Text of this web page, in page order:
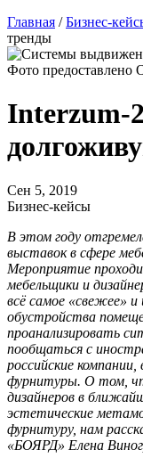
Главная /Бизнес-
тренды
Фото предоставлено
Interzum-
Сен 5, 2019
Бизнес-кейсы
В этом году
выставок в сфере
Мероприятие
мебельщики и
всё самое «свежее» и
обустройства
проанализировать
пообщаться с
российские
фурнитуры. О том,
дизайнеров в
эстетические
фурнитуру, нам
«БОЯРД» Елена